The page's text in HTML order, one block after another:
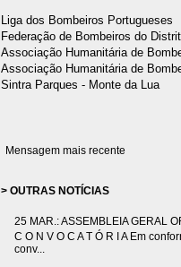
Liga dos Bombeiros Portugueses
Federação de Bombeiros do
Associação Humanitária de
Associação Humanitária de
Sintra Parques - Monte da Lua
Mensagem mais recente
> OUTRAS NOTÍCIAS
25 MAR.: ASSEMBLEIA GERAL
C O N V O C A T Ó R I A Em
conv...